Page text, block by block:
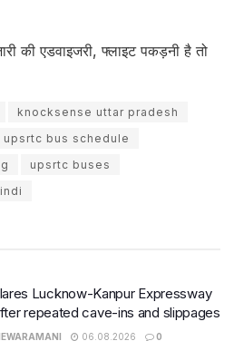
की एडवाइजरी, फ्लाइट पकड़नी है तो
knocksense uttar pradesh
upsrtc bus schedule
upsrtc buses
Lucknow-Kanpur Expressway
repeated cave-ins and slippages
06.08.2026 0